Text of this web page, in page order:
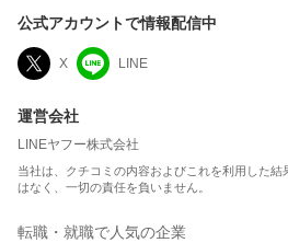
公式アカウントで情報配信中
X LINE
運営会社
LINEヤフー株式会社
当社は、クチコミの内容およびこれを利用した
はなく、一切の責任を負いません。
転職・就職で人気の企業